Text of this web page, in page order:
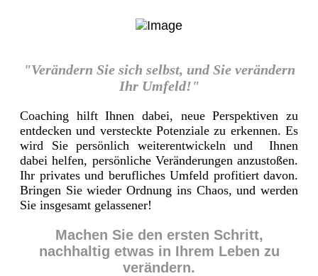
"Verändern Sie sich selbst, und Sie verändern
Ihr Umfeld!"
Coaching hilft Ihnen dabei, neue Perspektiven zu
entdecken und versteckte Potenziale zu erkennen. Es
wird Sie persönlich weiterentwickeln und Ihnen
dabei helfen, persönliche Veränderungen anzustoßen.
Ihr privates und berufliches Umfeld profitiert davon.
Bringen Sie wieder Ordnung ins Chaos, und werden
Sie insgesamt gelassener!
Machen Sie den ersten Schritt,
nachhaltig etwas in Ihrem Leben zu
verändern.